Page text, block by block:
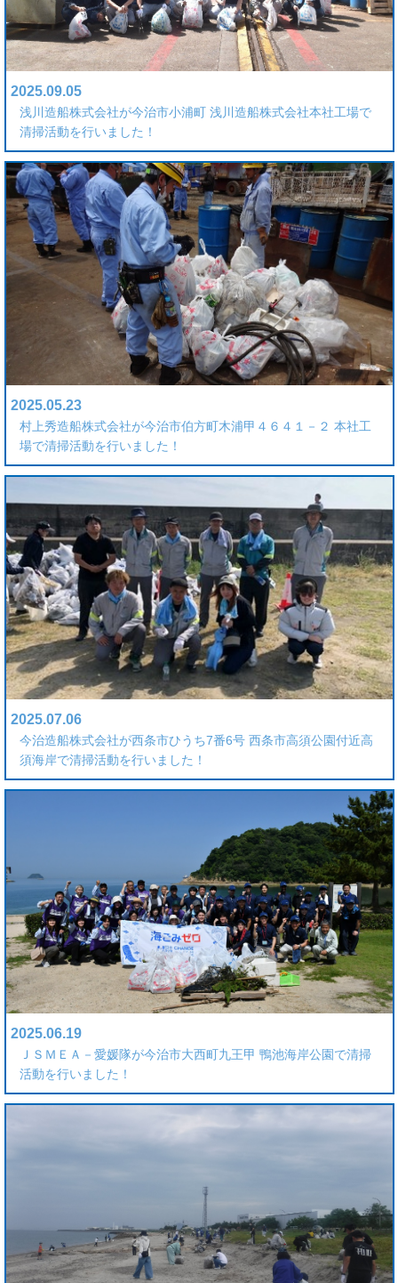
2025.09.05
浅川造船株式会社が今治市小浦町 浅川造船株式会社本社工場で
清掃活動を行いました！
2025.05.23
村上秀造船株式会社が今治市伯方町木浦甲４６４１－２ 本社工
場で清掃活動を行いました！
2025.07.06
今治造船株式会社が西条市ひうち7番6号 西条市高須公園付近高
須海岸で清掃活動を行いました！
2025.06.19
ＪＳＭＥＡ－愛媛隊が今治市大西町九王甲 鴨池海岸公園で清掃
活動を行いました！